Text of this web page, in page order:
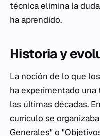
técnica elimina la
ha aprendido.
Historia y
La noción de lo que
ha experimentado
las últimas décadas.
currículo se
Generales" o